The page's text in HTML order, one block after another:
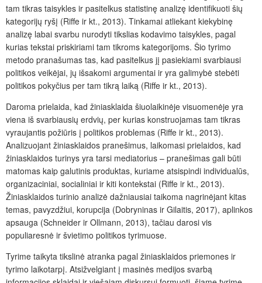
tam tikras taisykles ir pasitelkus statistinę analizę identifikuoti šių
kategorijų ryšį (Riffe ir kt., 2013). Tinkamai atliekant kiekybinę
analizę labai svarbu nurodyti tikslias kodavimo taisykles, pagal
kurias tekstai priskiriami tam tikroms kategorijoms. Šio tyrimo
metodo pranašumas tas, kad pasitelkus jį pasiekiami svarbiausi
politikos veikėjai, jų išsakomi argumentai ir yra galimybė stebėti
politikos pokyčius per tam tikrą laiką (Riffe ir kt., 2013).
Daroma prielaida, kad žiniasklaida šiuolaikinėje visuomenėje yra
viena iš svarbiausių erdvių, per kurias konstruojamas tam tikras
vyraujantis požiūris į politikos problemas (Riffe ir kt., 2013).
Analizuojant žiniasklaidos pranešimus, laikomasi prielaidos, kad
žiniasklaidos turinys yra tarsi mediatorius – pranešimas gali būti
matomas kaip galutinis produktas, kuriame atsispindi individualūs,
organizaciniai, socialiniai ir kiti kontekstai (Riffe ir kt., 2013).
Žiniasklaidos turinio analizė dažniausiai taikoma nagrinėjant kitas
temas, pavyzdžiui, korupcija (Dobryninas ir Gilaitis, 2017), aplinkos
apsauga (Schneider ir Ollmann, 2013), tačiau darosi vis
populiaresnė ir švietimo politikos tyrimuose.
Tyrime taikyta tikslinė atranka pagal žiniasklaidos priemones ir
tyrimo laikotarpį. Atsižvelgiant į masinės medijos svarbą